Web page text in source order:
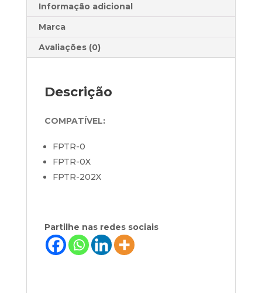
Informação adicional
Marca
Avaliações (0)
Descrição
COMPATÍVEL:
FPTR-0
FPTR-0X
FPTR-202X
Partilhe nas redes sociais